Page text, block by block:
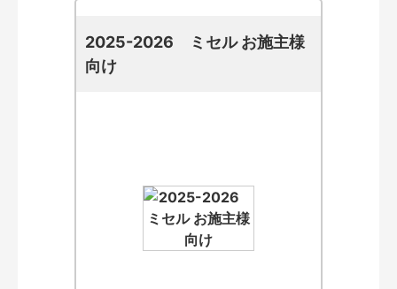
2025-2026 ミセル お施主様
向け